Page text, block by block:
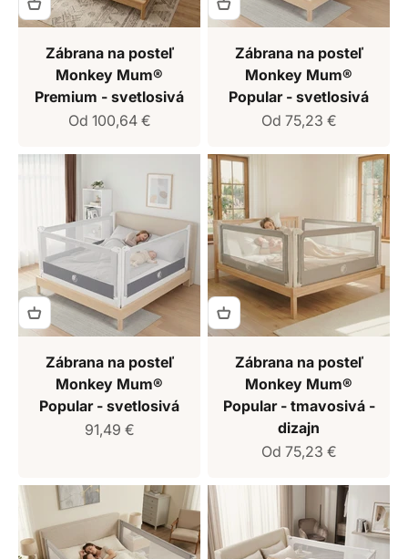
Zábrana na posteľ
Monkey Mum®
Premium - svetlosivá
Predajná cena
Od 100,64 €
Zábrana na posteľ
Monkey Mum®
Popular - svetlosivá
Predajná cena
Od 75,23 €
Zábrana na posteľ
Monkey Mum®
Popular - svetlosivá
Predajná cena
91,49 €
Zábrana na posteľ
Monkey Mum®
Popular - tmavosivá -
dizajn
Predajná cena
Od 75,23 €